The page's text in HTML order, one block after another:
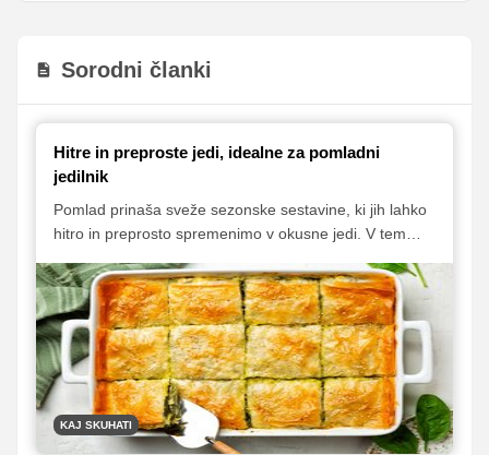
Sorodni članki
Hitre in preproste jedi, idealne za pomladni
jedilnik
Pomlad prinaša sveže sezonske sestavine, ki jih lahko
hitro in preprosto spremenimo v okusne jedi. V tem
so kot nalašč za pomladni jedilnik. Preverite, kako
izkoristiti bogastvo pomladnih sestavin in popestriti
svoje obroke!
KAJ SKUHATI